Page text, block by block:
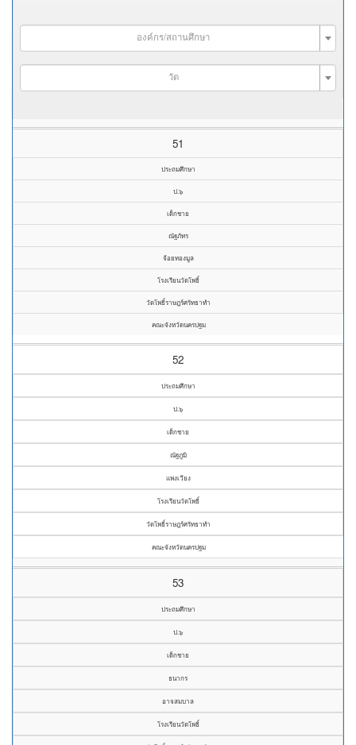
องค์กร/สถานศึกษา
วัด
51
ประถมศึกษา
ป.๖
เด็กชาย
ณัฐภัทร
จ้อยทองมูล
โรงเรียนวัดโพธิ์
วัดโพธิ์ราษฎร์ศรัทธาทำ
คณะจังหวัดนครปฐม
52
ประถมศึกษา
ป.๖
เด็กชาย
ณัฐภูมิ
แพงเวียง
โรงเรียนวัดโพธิ์
วัดโพธิ์ราษฎร์ศรัทธาทำ
คณะจังหวัดนครปฐม
53
ประถมศึกษา
ป.๖
เด็กชาย
ธนากร
อาจสมบาล
โรงเรียนวัดโพธิ์